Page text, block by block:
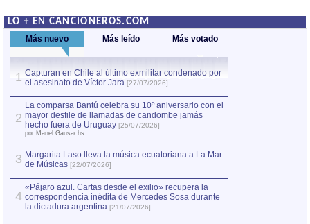
LO + EN CANCIONEROS.COM
Más nuevo Más leído Más votado
1 Capturan en Chile al último exmilitar condenado por
el asesinato de Víctor Jara [27/07/2026]
2
La comparsa Bantú celebra su 10º aniversario con el
mayor desfile de llamadas de candombe jamás
hecho fuera de Uruguay [25/07/2026]
por Manel Gausachs
3 Margarita Laso lleva la música ecuatoriana a La Mar
de Músicas [22/07/2026]
4
«Pájaro azul. Cartas desde el exilio» recupera la
correspondencia inédita de Mercedes Sosa durante
la dictadura argentina [21/07/2026]